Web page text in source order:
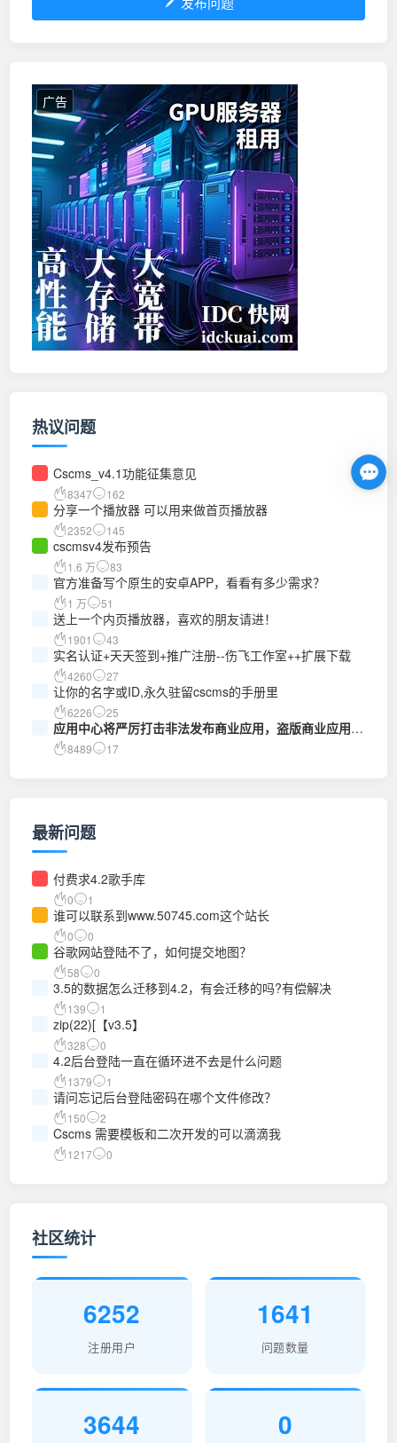
广告
热议问题
Cscms_v4.1功能征集意见
8347 162
分享一个播放器 可以用来做首页播放器
2352 145
cscmsv4发布预告
1.6 万 83
官方准备写个原生的安卓APP，看看有多少需求？
1 万 51
送上一个内页播放器，喜欢的朋友请进！
1901 43
实名认证+天天签到+推广注册--伤飞工作室++扩展下载
4260 27
让你的名字或ID,永久驻留cscms的手册里
6226 25
应用中心将严厉打击非法发布商业应用，盗版商业应用的
行为8489 17
最新问题
付费求4.2歌手库
0 1
谁可以联系到www.50745.com这个站长
0 0
谷歌网站登陆不了，如何提交地图？
58 0
3.5的数据怎么迁移到4.2，有会迁移的吗?有偿解决
139 1
zip(22)[【v3.5】
328 0
4.2后台登陆一直在循环进不去是什么问题
1379 1
请问忘记后台登陆密码在哪个文件修改？
150 2
Cscms 需要模板和二次开发的可以滴滴我
1217 0
社区统计
6252
注册用户
1641
问题数量
3644 0